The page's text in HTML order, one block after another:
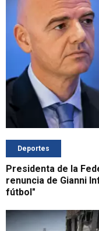
Deportes
Presidenta de la
renuncia de Gianni
fútbol"